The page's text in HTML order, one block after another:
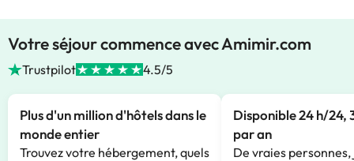
Votre séjour commence avec Amimir.com
Trustpilot 4.5/5
Plus d'un million d'hôtels dans le
monde entier
Trouvez votre hébergement, quels
Disponible 24 h/24,
par an
De vraies